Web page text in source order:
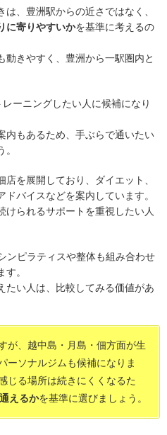
、豊洲駅からの近さではなく、
に寄りやすいかを基準に考えるの
動きやすく、豊洲から一駅圏内と
ーニングしたい人に候補になり
内もあるため、手ぶらで通いたい
を展開しており、ダイエット、
バイスなどを案内しています。
けられるサポートを重視したい人
ンピラティスや整体も組み合わせ
。
たい人は、比較してみる価値があ
が、越中島・月島・佃方面が生
ーソナルジムも候補になりま
じる場所は続きにくくなるた
えるかを基準に選びましょう。